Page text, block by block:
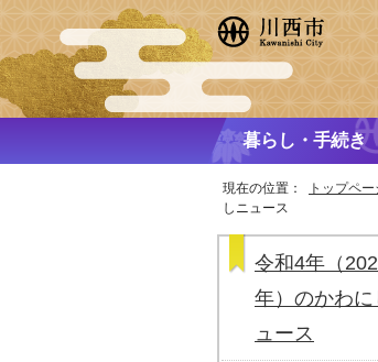
暮らし・手続き
現在の位置： トップペー
しニュース
令和4年（
年）のかわに
ュース